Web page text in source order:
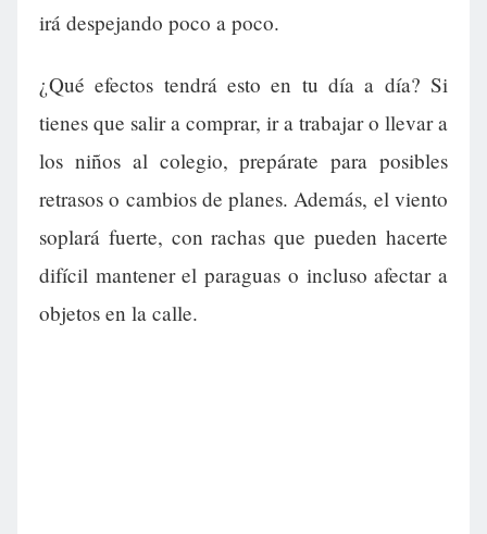
irá despejando poco a poco.
¿Qué efectos tendrá esto en tu día a día? Si
tienes que salir a comprar, ir a trabajar o llevar a
los niños al colegio, prepárate para posibles
retrasos o cambios de planes. Además, el viento
soplará fuerte, con rachas que pueden hacerte
difícil mantener el paraguas o incluso afectar a
objetos en la calle.